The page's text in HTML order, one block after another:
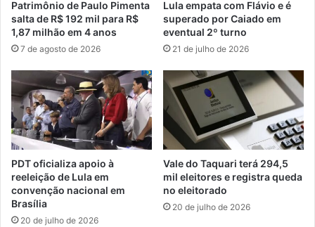
Patrimônio de Paulo Pimenta
salta de R$ 192 mil para R$
1,87 milhão em 4 anos
7 de agosto de 2026
Lula empata com Flávio e é
superado por Caiado em
eventual 2º turno
21 de julho de 2026
PDT oficializa apoio à
reeleição de Lula em
convenção nacional em
Brasília
20 de julho de 2026
Vale do Taquari terá 294,5
mil eleitores e registra queda
no eleitorado
20 de julho de 2026